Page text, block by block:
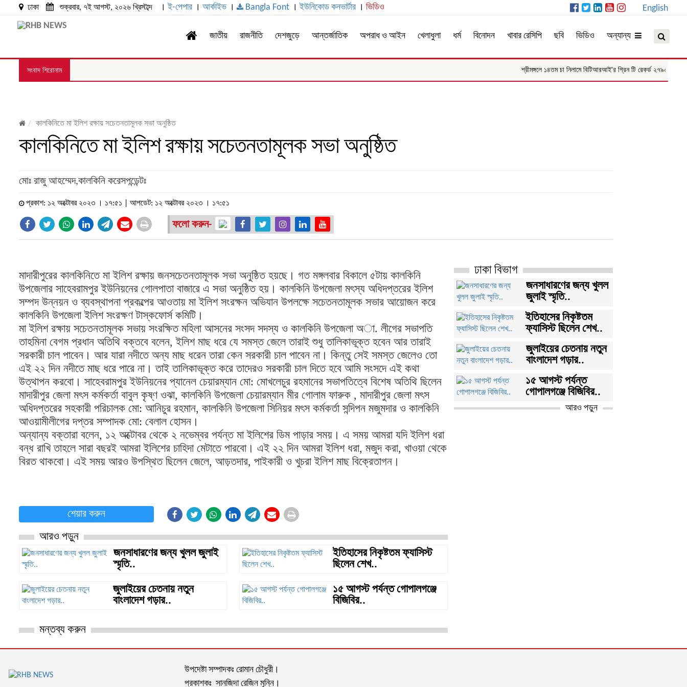
ঢাকা শুক্রবার, ৭ই আগস্ট, ২০২৬ খ্রিস্টাব্দ । ই-পেপার । আর্কাইভ । Bangla Font । ইউনিকোড কনভার্টার । ভিডিও English
সংবাদ শিরোনাম শ্রীমঙ্গলে ১৪তম চা নিলামে বিটিআরআই'র গ্রিন টি রেকর্ড ২৭৯০ টাকা কেজি
জাতীয় রাজনীতি দেশজুড়ে আন্তর্জাতিক অপরাধ ও আইন খেলাধুলা ধর্ম বিনোদন খাবার রেসিপি ছবি ভিডিও অন্যান্য
কালকিনিতে মা ইলিশ রক্ষায় সচেতনতামূলক সভা অনুষ্ঠিত
কালকিনিতে মা ইলিশ রক্ষায় সচেতনতামূলক সভা অনুষ্ঠিত
মোঃ রাজু আহম্মেদ,কালকিনি করেসপন্ডেন্টঃ
প্রকাশ: ১২ অক্টোবর ২০২৩ । ১৭:৫১ | আপডেট: ১২ অক্টোবর ২০২৩ । ১৭:৫১
ফলো করুন-
মাদারীপুরের কালকিনিতে মা ইলিশ রক্ষায় জনসচেতনতামূলক সভা অনুষ্ঠিত হয়ছে। গত মঙ্গলবার বিকালে ৫টায় কালকিনি
উপজেলার সাহেবরামপুর ইউনিয়নের গোলপাতা বাজারে এ সভা অনুষ্ঠিত হয়। কালকিনি উপজেলা মৎস্য অধিদপ্তরের ইলিশ
সম্পদ উন্নয়ন ও ব্যবস্থাপনা প্রকল্পের আওতায় মা ইলিশ সংরক্ষন অভিযান উপলক্ষে সচেতনতামূলক সভার আয়োজন করে
কালকিনি উপজেলা ইলিশ সংরক্ষণ টাস্কফোর্স কমিটি।
মা ইলিশ রক্ষায় সচেতনতামূলক সভায় সংরক্ষিত মহিলা আসনের সংসদ সদস্য ও কালকিনি উপজেলা অা. লীগের সভাপতি
তাহমিনা বেগম প্রধান অতিথি বক্তবে বলেন, ইলিশ মাছ ধরে যে সমস্ত জেলে তারাই শুধু তালিকাভূক্ত হবেন আর তারাই
সরকারী চাল পাবেন। আর যারা নদীতে অন্য মাছ ধরেন তারা কেন সরকারী চাল পাবেন না। কিন্তু সেই সমস্ত জেলেও তো
এই ২২ দিন নদীতে মাছ ধরে পারে না। তাই তালিকাভূক্ত করে তাদেরও সরকারী চাল দিতে হবে আমি সংসদে এই কথা
উত্থাপন করবো। সাহেবরামপুর ইউনিয়নের প্যানেল চেয়ারম্যান মো: মোখলেচুর রহমানের সভাপতিত্বে বিশেষ অতিথি ছিলেন
মাদারীপুর জেলা মৎস কর্মকর্তা বাবুল কৃষ্ণ ওঝা, কালকিনি উপজেলা চেয়ারম্যান মীর গোলাম ফারুক , মাদারীপুর জেলা মৎস
অধিদপ্তরের সহকারী পরিচালক মো: আনিচুর রহমান, কালকিনি উপজেলা সিনিয়র মৎস কর্মকর্তা সন্দিপন মজুমদার ও কালকিনি
আওয়ামীলীগের দপ্তর সম্পাদক মো: বেলাল হোসন।
অন্যান্য বক্তারা বলেন, ১২ অক্টোবর থেকে ২ নভেম্বর পর্যন্ত মা ইলিশের ডিম পাড়ার সময়। এ সময় আমরা যদি ইলিশ ধরা
বন্ধ রাখি তাহলে সারা বছরই আমরা ইলিশের চাহিদা মেটাতে পারবো। এই ২২ দিন আমরা ইলিশ ধরা, মজুদ করা, খাওয়া থেকে
বিরত থাকবো। এই সময় আরও উপস্থিত ছিলেন জেলে, আড়তদার, পাইকারী ও খুচরা ইলিশ মাছ বিক্রেতাগন।
শেয়ার করুন
আরও পড়ুন
জনসাধারণের জন্য খুলল জুলাই
স্মৃতি..
ইতিহাসের নিকৃষ্টতম ফ্যাসিস্ট
ছিলেন শেখ..
জুলাইয়ের চেতনায় নতুন
বাংলাদেশ গড়ার..
১৫ আগস্ট পর্যন্ত গোপালগঞ্জে
বিজিবির..
মন্তব্য করুন
ঢাকা বিভাগ
জনসাধারণের জন্য খুলল
জুলাই স্মৃতি..
ইতিহাসের নিকৃষ্টতম
ফ্যাসিস্ট ছিলেন শেখ..
জুলাইয়ের চেতনায় নতুন
বাংলাদেশ গড়ার..
১৫ আগস্ট পর্যন্ত
গোপালগঞ্জে বিজিবির..
আরও পড়ুন
উপদেষ্টা সম্পাদকঃ রোমান চৌধুরী।
প্রকাশকঃ সানজিদা রেজিন মুন্নি।